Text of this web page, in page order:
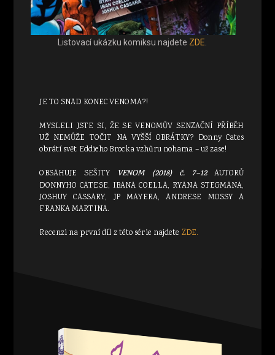
Listovací ukázku komiksu najdete ZDE
JE TO SNAD KONEC VENOMA?!
MYSLELI JSTE SI, ŽE SE VENOMŮV SENZAČNÍ PŘÍBĚH
UŽ NEMŮŽE TOČIT NA VYŠŠÍ OBRÁTKY? Donny Cates
obrátí svět Eddieho Brocka vzhůru nohama – už zase!
OBSAHUJE SEŠITY VENOM (2018) č. 7–12 AUTORŮ
DONNYHO CATESE, IBANA COELLA, RYANA STEGMANA,
JOSHUY CASSARY, JP MAYERA, ANDRESE MOSSY A
FRANKA MARTINA.
Recenzi na první díl z této série najdete ZDE.